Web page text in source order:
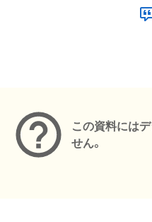
この資料には
せん。